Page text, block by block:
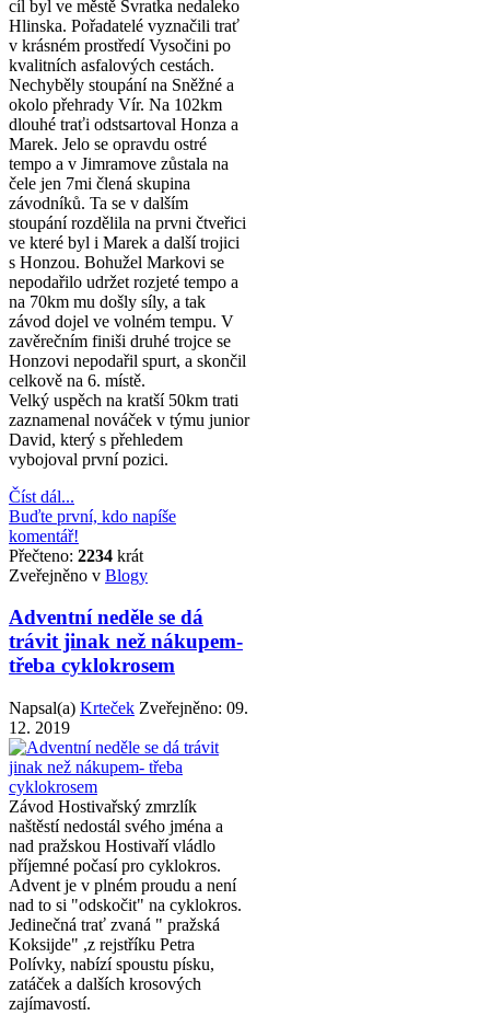
cíl byl ve městě Svratka nedaleko
Hlinska. Pořadatelé vyznačili trať
v krásném prostředí Vysočini po
kvalitních asfalových cestách.
Nechyběly stoupání na Sněžné a
okolo přehrady Vír. Na 102km
dlouhé traťi odstsartoval Honza a
Marek. Jelo se opravdu ostré
tempo a v Jimramove zůstala na
čele jen 7mi člená skupina
závodníků. Ta se v dalším
stoupání rozdělila na prvni čtveřici
ve které byl i Marek a další trojici
s Honzou. Bohužel Markovi se
nepodařilo udržet rozjeté tempo a
na 70km mu došly síly, a tak
závod dojel ve volném tempu. V
zavěrečním finiši druhé trojce se
Honzovi nepodařil spurt, a skončil
celkově na 6. místě.
Velký uspěch na kratší 50km trati
zaznamenal nováček v týmu junior
David, který s přehledem
vybojoval první pozici.
Číst dál...
Buďte první, kdo napíše
komentář!
Přečteno: 2234 krát
Zveřejněno v Blogy
Adventní neděle se dá
trávit jinak než nákupem-
třeba cyklokrosem
Napsal(a) Krteček Zveřejněno: 09.
12. 2019
Závod Hostivařský zmrzlík
naštěstí nedostál svého jména a
nad pražskou Hostivaří vládlo
příjemné počasí pro cyklokros.
Advent je v plném proudu a není
nad to si "odskočit" na cyklokros.
Jedinečná trať zvaná " pražská
Koksijde" ,z rejstříku Petra
Polívky, nabízí spoustu písku,
zatáček a dalších krosových
zajímavostí.